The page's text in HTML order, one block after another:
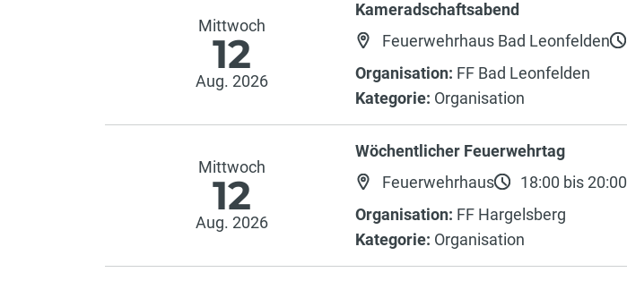
Mittwoch
12
Aug. 2026
Kameradschaftsabend
Feuerwehrhaus Bad Leonfelden
Organisation: FF Bad Leonfelden
Kategorie: Organisation
Mittwoch
12
Aug. 2026
Wöchentlicher Feuerwehrtag
Feuerwehrhaus
18:00 bis 20:00
Organisation: FF Hargelsberg
Kategorie: Organisation